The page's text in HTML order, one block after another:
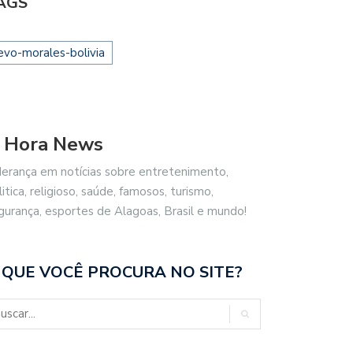
morales-bolivia
News
em notícias sobre entretenimento,
religioso, saúde, famosos, turismo,
esportes de Alagoas, Brasil e mundo!
VOCÊ PROCURA NO SITE?